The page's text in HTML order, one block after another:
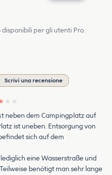
per gli utenti Pro.
Scrivi una recensione
★ ★
neben dem Campingplatz auf
ist uneben. Entsorgung von
sich auf dem
eine Wasserstraße und
benötigt man sehr lange